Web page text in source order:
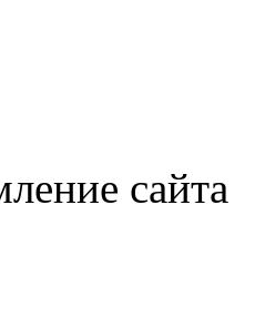
сайта